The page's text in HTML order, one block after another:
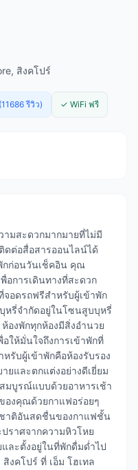
สิงคโปร์
รีวิว) ✓ WiFi ฟรี
มสะดวกมากมายที่ไม่มี
ดต่อสื่อสารออนไลน์ได้
กก่อนวันเช็คอิน คุณ
อการเดินทางที่สะดวก
อดรถฟรีสำหรับผู้เข้าพัก
หรี่จำกัดอยู่ในโซนสูบบุหรี่
องพักทุกห้องมีสิ่งอำนวย
ให้มั่นใจถึงการเข้าพักที่
รับผู้เข้าพักคือห้องรับรอง
ยและตกแต่งอย่างดีเยี่ยม
มบูรณ์แบบด้วยอาหารเช้า
องคุณด้วยกาแฟอร่อยๆ
าติอันสดชื่นของกาแฟชั้น
ราศจากความหิวโหย
ละตั้งอยู่ในที่พักดื่มด่ำไป
งคโปร์ ที่ เอ็ม โฮเทล